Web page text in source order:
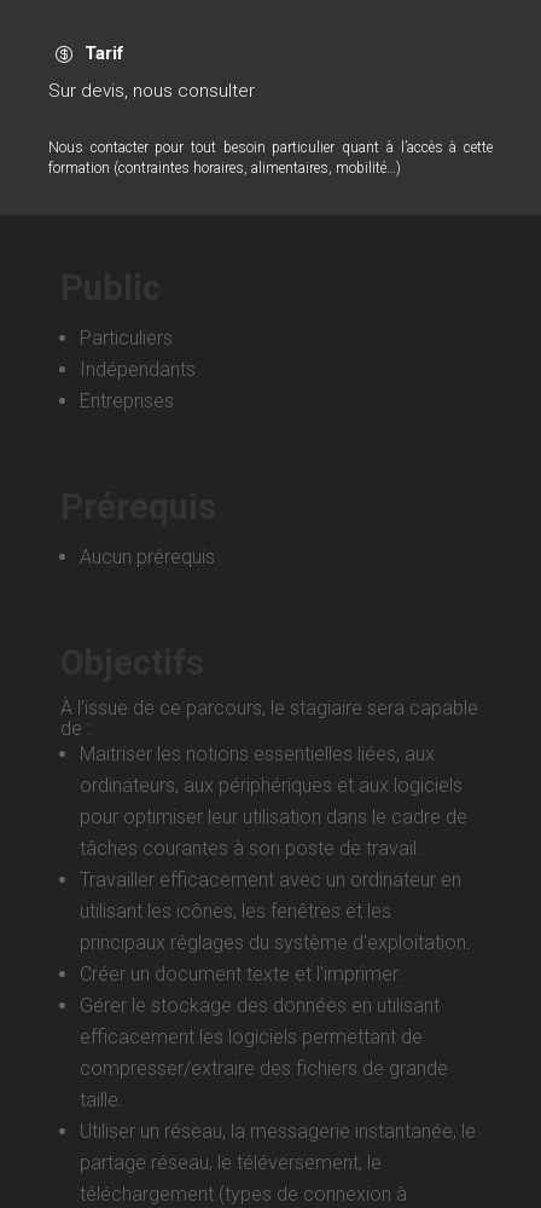
Particuliers
Indépendants
Entreprises
Aucun prérequis
À l’issue de ce parcours, le stagiaire sera capable
de :
Maitriser les notions essentielles liées, aux
ordinateurs, aux périphériques et aux logiciels
pour optimiser leur utilisation dans le cadre de
tâches courantes à son poste de travail.
Travailler efficacement avec un ordinateur en
utilisant les icônes, les fenêtres et les
principaux réglages du système d'exploitation.
Créer un document texte et l'imprimer.
Gérer le stockage des données en utilisant
efficacement les logiciels permettant de
compresser/extraire des fichiers de grande
taille.
Utiliser un réseau, la messagerie instantanée, le
partage réseau, le téléversement, le
téléchargement (types de connexion à

Tarif
Sur devis, nous consulter
Nous contacter pour tout besoin particulier quant à l’accès à cette
formation (contraintes horaires, alimentaires, mobilité…)